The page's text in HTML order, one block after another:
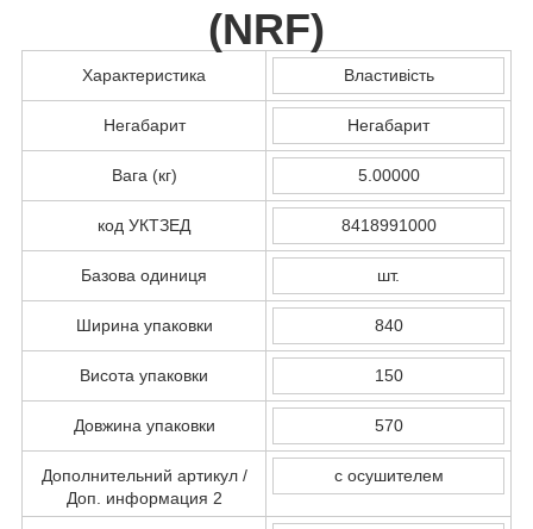
(NRF)
Характеристика Властивість
Негабарит Негабарит
Вага (кг) 5.00000
код УКТЗЕД 8418991000
Базова одиниця шт.
Ширина упаковки 840
Висота упаковки 150
Довжина упаковки 570
Дополнительний артикул /
Доп. информация 2
с осушителем